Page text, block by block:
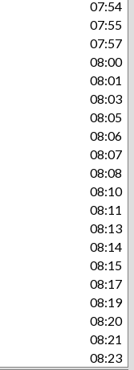
07:54
07:55
07:57
08:00
08:01
08:03
08:05
08:06
08:07
08:08
08:10
08:11
08:13
08:14
08:15
08:17
08:19
08:20
08:21
08:23